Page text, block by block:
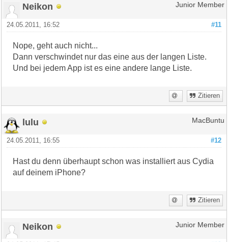
Neikon Junior Member
#11
24.05.2011, 16:52
Nope, geht auch nicht...
Dann verschwindet nur das eine aus der langen Liste.
Und bei jedem App ist es eine andere lange Liste.
Zitieren
lulu MacBuntu
#12
24.05.2011, 16:55
Hast du denn überhaupt schon was installiert aus Cydia
auf deinem iPhone?
Zitieren
Neikon Junior Member